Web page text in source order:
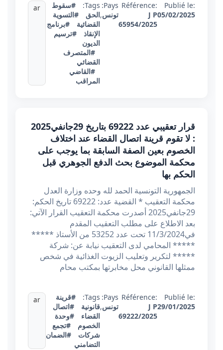
Publié le:
05/02/2025
Référence:
J P
65954/2025
Pays:
تونس,
Tags:
#سقوط
الحق
#التسوية
القضائية
#برنامج
الإنقاذ
#ترسيم
الديون
#المتصرف
القضائي
#القاضي
المراقب
ar
قرار تعقيبي عدد 69222 بتاريخ 29جانفي2025
: لا تقوم قرينة اتصال القضاء عند اختلاف
الخصوم بعين الصفة السابقة بما يوجب على
محكمة الموضوع بحث الدفع الجوهري قبل
الحكم بها
الجمهورية التونسية الحمد لله وحده وزارة العدل
محكمة التعقيب * القضية عدد: 69222 تاريخ الحكم:
29جانفي2025 أصدرت محكمة التعقيب القرار الآتي:
بعد الاطلاع على مطلب التعقيب المقدم
في11/3/2024 تحت عدد 53252 من الأستاذ *****
***** المحامي لدى التعقيب نيابة عن: شركة
***** لتكرير وتعليب الزيوت الغذائية في شخص
ممثلها القانوني محل مخابرتها بمكتب محام
Publié le:
29/01/2025
Référence:
J P
69222/2025
Pays:
تونس,
Tags:
#قرينة
قانونية
#اتصال
القضاء
#وحدة
الخصوم
#تجمع
شركات
#الضمان
التضامني
ar